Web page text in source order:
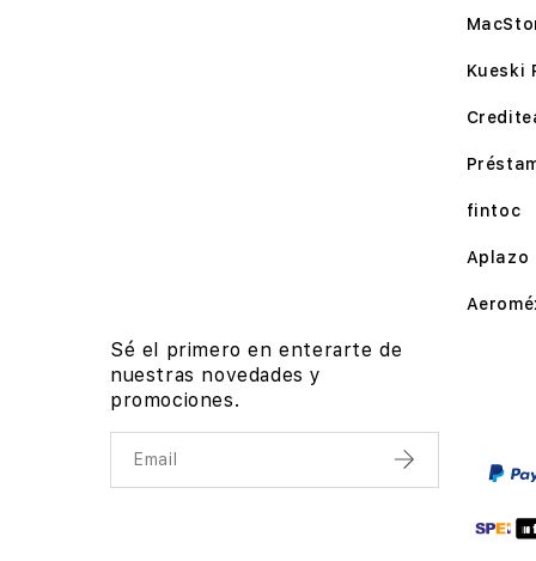
Kueski
fintoc
Aplazo
Sé el primero en enterarte de
nuestras novedades y
promociones.
Email